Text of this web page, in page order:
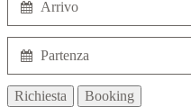
Richiesta Booking